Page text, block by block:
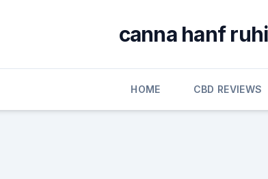
canna hanf
HOME CBD REVIEWS